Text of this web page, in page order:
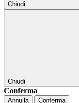
Chiudi
Chiudi
Conferma
Annulla Conferma